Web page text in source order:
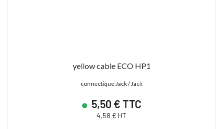
yellow cable ECO HP1
connectique Jack / Jack
5,50 € TTC
4,58 € HT